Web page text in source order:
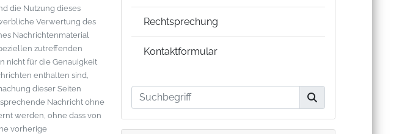
die Nutzung dieses
Verwertung des
Nachrichtenmaterial
zutreffenden
nicht für die Genauigkeit
enthalten sind,
dieser Seiten
Nachricht ohne
werden, ohne dass von
vorherige
Rechtsprechung
Kontaktformular